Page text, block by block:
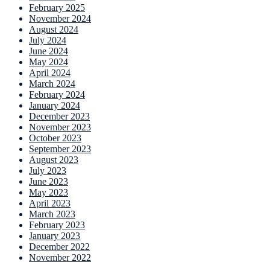
February 2025
November 2024
August 2024
July 2024
June 2024
May 2024
April 2024
March 2024
February 2024
January 2024
December 2023
November 2023
October 2023
September 2023
August 2023
July 2023
June 2023
May 2023
April 2023
March 2023
February 2023
January 2023
December 2022
November 2022